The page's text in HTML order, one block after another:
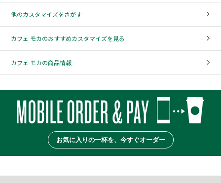
他のカスタマイズをさがす
カフェ モカのおすすめカスタマイズを見る
カフェ モカの商品情報
お気に入りの一杯を、今すぐオーダー